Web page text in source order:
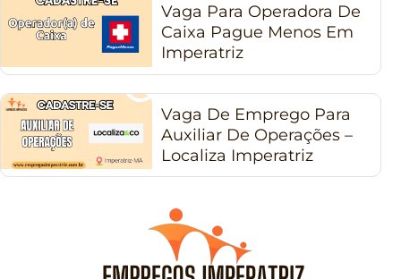
Vaga Para Operadora De
Caixa Pague Menos Em
Imperatriz
Vaga De Emprego Para
Auxiliar De Operações –
Localiza Imperatriz